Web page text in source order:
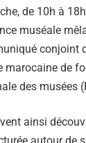
de 10h à
muséale
conjoint
marocaine de
des musées
ainsi